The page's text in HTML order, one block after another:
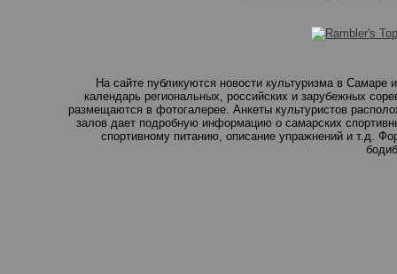
На сайте публикуются новости культуризма в
календарь региональных, российских и зарубежных
размещаются в фотогалерее. Анкеты культуристов
залов дает подробную информацию о самарских
спортивному питанию, описание упражнений и т.д.